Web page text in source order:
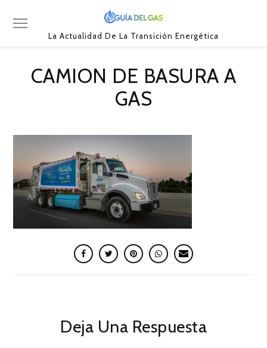
La Actualidad De La Transición Energética
CAMION DE BASURA A
GAS
Deja Una Respuesta